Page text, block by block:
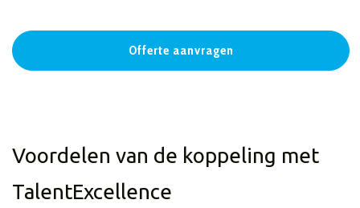
Offerte aanvragen
Voordelen van de koppeling met
TalentExcellence